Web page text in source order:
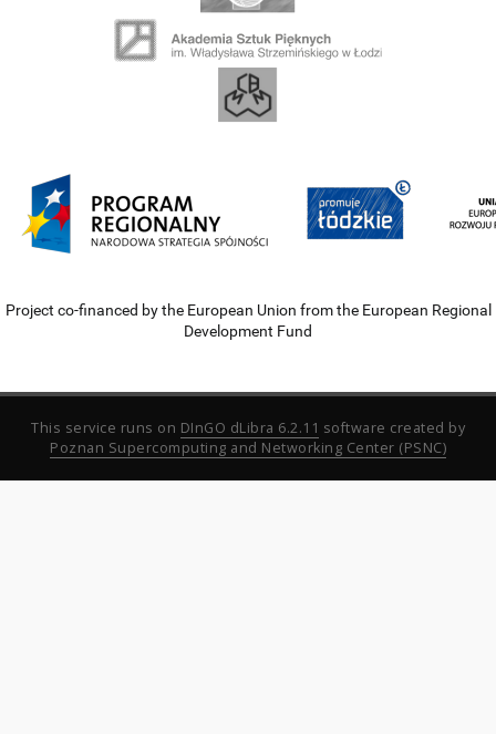
Project co-financed by the European Union from the European Regional
Development Fund
This service runs on DInGO dLibra 6.2.11 software created by
Poznan Supercomputing and Networking Center (PSNC)